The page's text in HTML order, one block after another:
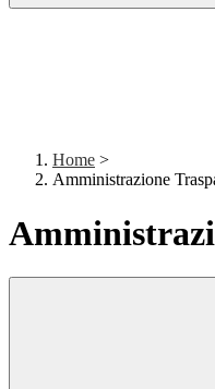
Home >
Amministrazione